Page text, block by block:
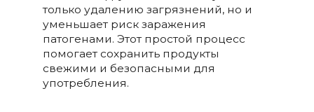
только удалению загрязнений, но и
уменьшает риск заражения
патогенами. Этот простой процесс
помогает сохранить продукты
свежими и безопасными для
употребления.